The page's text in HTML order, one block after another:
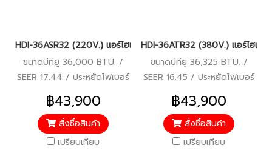
HDI-36ASR32 (220V.) แอร์ไฮเออร์ Haier คอยล์เปลือย Duct
ขนาดบีทียู 36,000 BTU. /
SEER 17.44 / ประหยัดไฟเบอร์
5 (1 ดาว) / รีโมทมีสาย / รับ
ประกันคอมเพรสเซอร์ 10 ปี
อะไหล่อื่นๆ 5 ปี
฿43,900
สั่งซื้อสินค้า
เปรียบเทียบ
HDI-36ATR32 (380V.) แอร์ไฮเ
ขนาดบีทียู 36,325 BTU. /
SEER 16.45 / ประหยัดไฟเบอร์
5 / รีโมทมีสาย / รับประกัน
คอมเพรสเซอร์ 10 ปี อะไหล่อื่นๆ
5 ปี
฿43,900
สั่งซื้อสินค้า
เปรียบเทียบ